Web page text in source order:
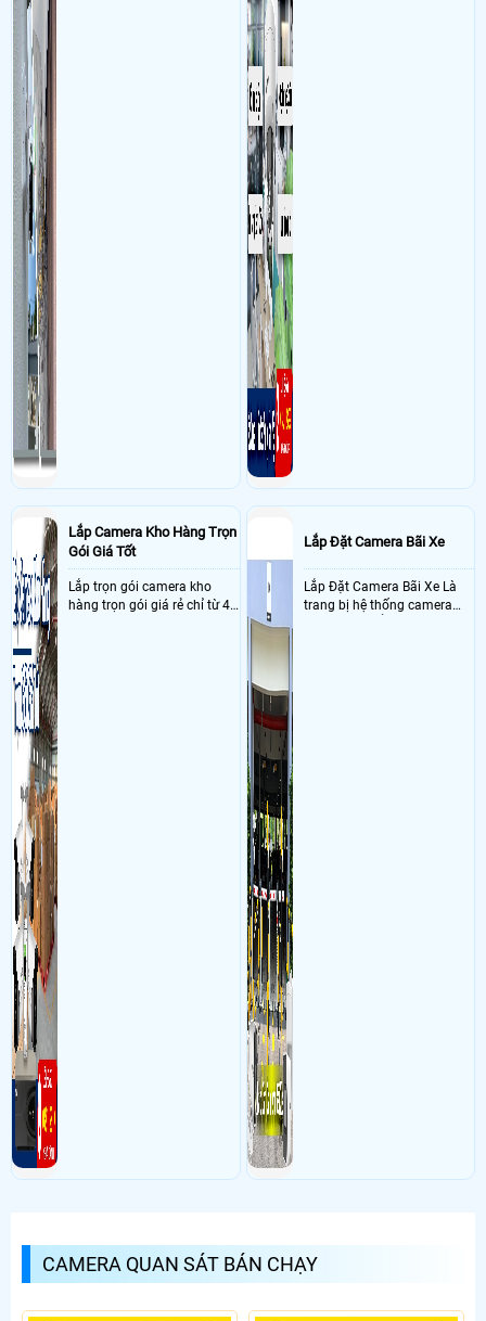
Lắp Camera Kho Hàng Trọn
Gói Giá Tốt
Lắp trọn gói camera kho
hàng trọn gói giá rẻ chỉ từ 4
Lắp Đặt Camera Bãi Xe
Lắp Đặt Camera Bãi Xe Là
trang bị hệ thống camera
CAMERA QUAN SÁT BÁN CHẠY